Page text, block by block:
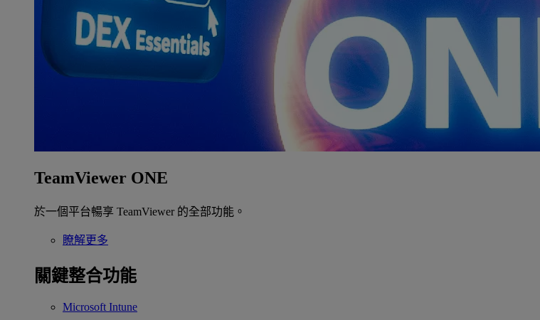
TeamViewer ONE
於一個平台暢享 TeamViewer 的全部功能。
瞭解更多
關鍵整合功能
Microsoft Intune